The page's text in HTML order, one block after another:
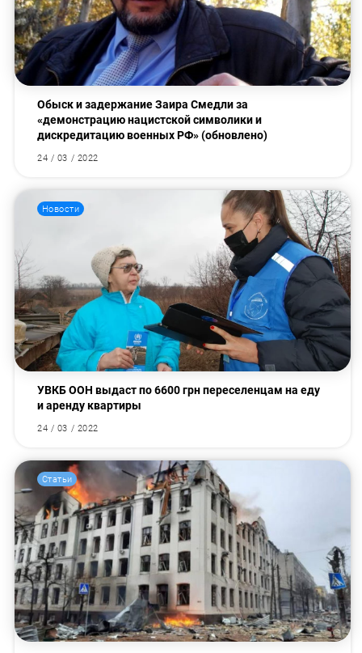
Обыск и задержание Заира Смедли за
«демонстрацию нацистской символики и
дискредитацию военных РФ» (обновлено)
24 / 03 / 2022
Новости
УВКБ ООН выдаст по 6600 грн переселенцам на еду
и аренду квартиры
24 / 03 / 2022
Статьи